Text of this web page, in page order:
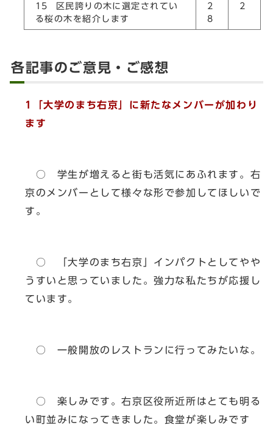
15 区民誇りの木に選定されてい
る桜の木を紹介します
2
8
2
各記事のご意見・ご感想
1「大学のまち右京」に新たなメンバーが加わり
ます
○ 学生が増えると街も活気にあふれます。右
京のメンバーとして様々な形で参加してほしいで
す。
○ 「大学のまち右京」インパクトとしてやや
うすいと思っていました。強力な私たちが応援し
ています。
○ 一般開放のレストランに行ってみたいな。
○ 楽しみです。右京区役所近所はとても明る
い町並みになってきました。食堂が楽しみです